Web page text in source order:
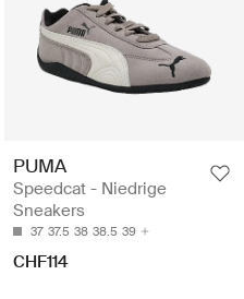
PUMA
Speedcat - Niedrige
Sneakers
37 37.5 38 38.5 39
CHF114